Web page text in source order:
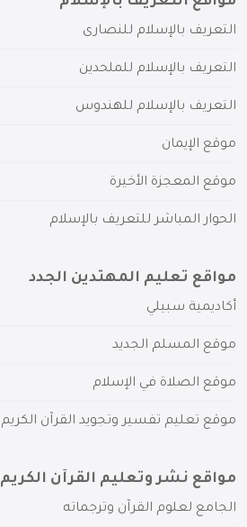
التعريف بالإسلام للنصارى
التعريف بالإسلام للملحدين
التعريف بالإسلام للهندوس
موقع الإيمان
موقع المعجزة الأخيرة
الحوار المباشر للتعريف بالإسلام
مواقع تعليم المهتدين الجدد
أكاديمية سبيلي
موقع المسلم الجديد
موقع الصلاة في الإسلام
موقع تعليم تفسير وتجويد القرآن الكريم
مواقع نشر وتعليم القرآن الكريم
الجامع لعلوم القرآن وترجماته